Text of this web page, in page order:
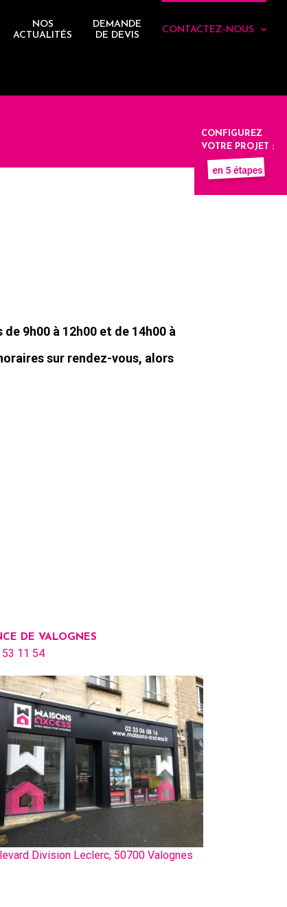
NOS
ACTUALITÉS
DEMANDE
DE DEVIS
CONTACTEZ-NOUS
CONFIGUREZ
VOTRE PROJET :
9h00 à 12h00 et de 14h00 à
sur rendez-vous, alors
DE VALOGNES
11 54
Division Leclerc, 50700 Valognes